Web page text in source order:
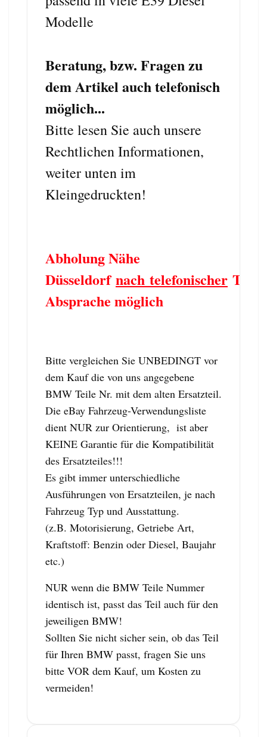
Modelle
Beratung, bzw. Fragen zu
dem Artikel auch telefonisch
möglich...
Bitte lesen Sie auch unsere
Rechtlichen Informationen,
weiter unten im
Kleingedruckten!
Abholung Nähe
Düsseldorfnach telefonischer
Absprache möglich
Bitte vergleichen Sie UNBEDINGT vor
dem Kauf die von uns angegebene
BMW Teile Nr. mit dem alten Ersatzteil.
Die eBay Fahrzeug-Verwendungsliste
dient NUR zur Orientierung, ist aber
KEINE Garantie für die Kompatibilität
des Ersatzteiles!!!
Es gibt immer unterschiedliche
Ausführungen von Ersatzteilen, je nach
Fahrzeug Typ und Ausstattung.
(z.B. Motorisierung, Getriebe Art,
Kraftstoff: Benzin oder Diesel, Baujahr
etc.)
NUR wenn die BMW Teile Nummer
identisch ist, passt das Teil auch für den
jeweiligen BMW!
Sollten Sie nicht sicher sein, ob das Teil
für Ihren BMW passt, fragen Sie uns
bitte VOR dem Kauf, um Kosten zu
vermeiden!